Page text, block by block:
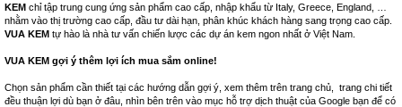
KEM chỉ tập trung cung ứng sản phẩm cao cấp, nhập khẩu từ Italy, Greece, England, …
nhằm vào thị trường cao cấp, đầu tư dài hạn, phân khúc khách hàng sang trọng cao cấp.
VUA KEM tự hào là nhà tư vấn chiến lược các dự án kem ngon nhất ở Việt Nam.
VUA KEM gợi ý thêm lợi ích mua sắm online!
Chọn sản phẩm cần thiết tại các hướng dẫn gợi ý, xem thêm trên trang chủ, trang chi tiết
đều thuận lợi dù bạn ở đâu, nhìn bên trên vào mục hỗ trợ dịch thuật của Google bạn để có